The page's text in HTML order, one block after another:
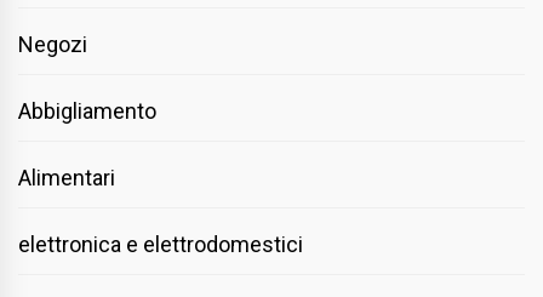
Negozi
Abbigliamento
Alimentari
elettronica e elettrodomestici